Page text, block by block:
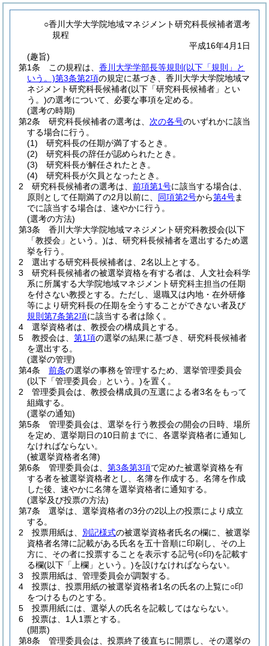
○香川大学大学院地域マネジメント研究科長候補者選考
規程
平成16年4月1日
(趣旨)
第1条
この規程は、 香川大学学部長等規則 (以下「規則」と
いう。)第3条第2項の規定に基づき、香川大学大学院地域マ
ネジメント研究科長候補者(以下「研究科長候補者」とい
う。)の選考について、必要な事項を定める。
(選考の時期)
第2条
研究科長候補者の選考は、 次の各号のいずれかに該当
する場合に行う。
(1)
研究科長の任期が満了するとき。
(2)
研究科長の辞任が認められたとき。
(3)
研究科長が解任されたとき。
(4)
研究科長が欠員となったとき。
2
研究科長候補者の選考は、 前項第1号に該当する場合は、
原則として任期満了の2月以前に、 同項第2号から第4号ま
でに該当する場合は、速やかに行う。
(選考の方法)
第3条
香川大学大学院地域マネジメント研究科教授会(以下
「教授会」という。)は、研究科長候補者を選出するため選
挙を行う。
2
選出する研究科長候補者は、2名以上とする。
3
研究科長候補者の被選挙資格を有する者は、人文社会科学
系に所属する大学院地域マネジメント研究科主担当の任期
を付さない教授とする。 ただし、退職又は内地・在外研修
等により研究科長の任期を全うすることができない者及び
規則第7条第2項に該当する者は除く。
4
選挙資格者は、教授会の構成員とする。
5
教授会は、 第1項の選挙の結果に基づき、研究科長候補者
を選出する。
(選挙の管理)
第4条
前条の選挙の事務を管理するため、選挙管理委員会
(以下「管理委員会」という。)を置く。
2
管理委員会は、教授会構成員の互選による者3名をもって
組織する。
(選挙の通知)
第5条
管理委員会は、選挙を行う教授会の開会の日時、場所
を定め、選挙期日の10日前までに、各選挙資格者に通知し
なければならない。
(被選挙資格者名簿)
第6条
管理委員会は、 第3条第3項で定めた被選挙資格を有
する者を被選挙資格者とし、名簿を作成する。 名簿を作成
した後、速やかに名簿を選挙資格者に通知する。
(選挙及び投票の方法)
第7条
選挙は、選挙資格者の3分の2以上の投票により成立
する。
2
投票用紙は、 別記様式の被選挙資格者氏名の欄に、被選挙
資格者名簿に記載がある氏名を五十音順に印刷し、その上
方に、その者に投票することを表示する記号(○印)を記載す
る欄(以下「上欄」という。)を設けなければならない。
3
投票用紙は、管理委員会が調製する。
4
投票は、投票用紙の被選挙資格者1名の氏名の上覧に○印
をつけるものとする。
5
投票用紙には、選挙人の氏名を記載してはならない。
6
投票は、1人1票とする。
(開票)
第8条
管理委員会は、投票終了後直ちに開票し、その選挙の